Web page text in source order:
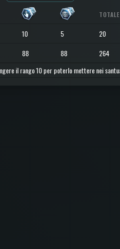
TOTALE
10 5
20
88 88
264
il rango 10 per poterlo mettere nei